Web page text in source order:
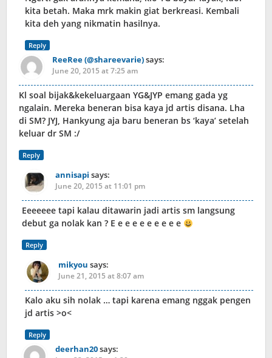
kita betah. Maka mrk makin giat berkreasi. Kembali
kita deh yang nikmatin hasilnya.
Reply
ReeRee (@shareevarie)says:
June 20, 2015 at 7:25 am
Kl soal bijak&kekeluargaan YG&JYP emang gada yg
ngalain. Mereka beneran bisa kaya jd artis disana. Lha
di SM? JYJ, Hankyung aja baru beneran bs ‘kaya’ setelah
keluar dr SM :/
Reply
annisapi says:
June 20, 2015 at 11:01 pm
Eeeeeee tapi kalau ditawarin jadi artis sm langsung
debut ga nolak kan ? E e e e e e e e e e
Reply
mikyou says:
June 21, 2015 at 8:07 am
Kalo aku sih nolak … tapi karena emang nggak pengen
jd artis >o<
Reply
deerhan20says: